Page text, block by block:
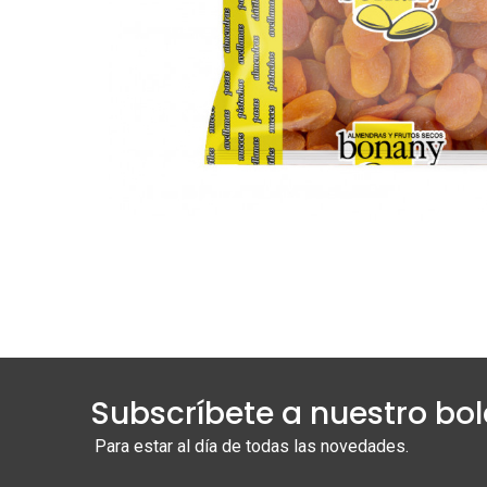
Subscríbete a nuestro
Para estar al día de todas las novedades.